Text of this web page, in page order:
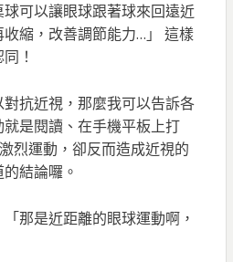
可以讓眼球跟著球來回遠近
縮，改善調節能力…」 這樣
！
抗近視，那麼我可以告訴各
是閱讀、在手機平板上打
烈運動，卻反而造成近視的
結論囉。
那是近距離的眼球運動啊，